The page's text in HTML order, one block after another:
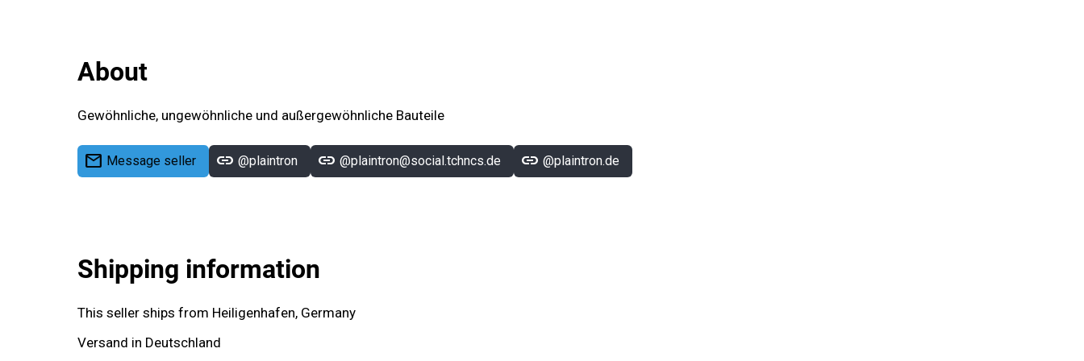
About
Gewöhnliche, ungewöhnliche und außergewöhnliche Bauteile
mail Message seller link @plaintron link @plaintron@social.tchncs.de link @plaintron.de
Shipping information
This seller ships from Heiligenhafen, Germany
Versand in Deutschland